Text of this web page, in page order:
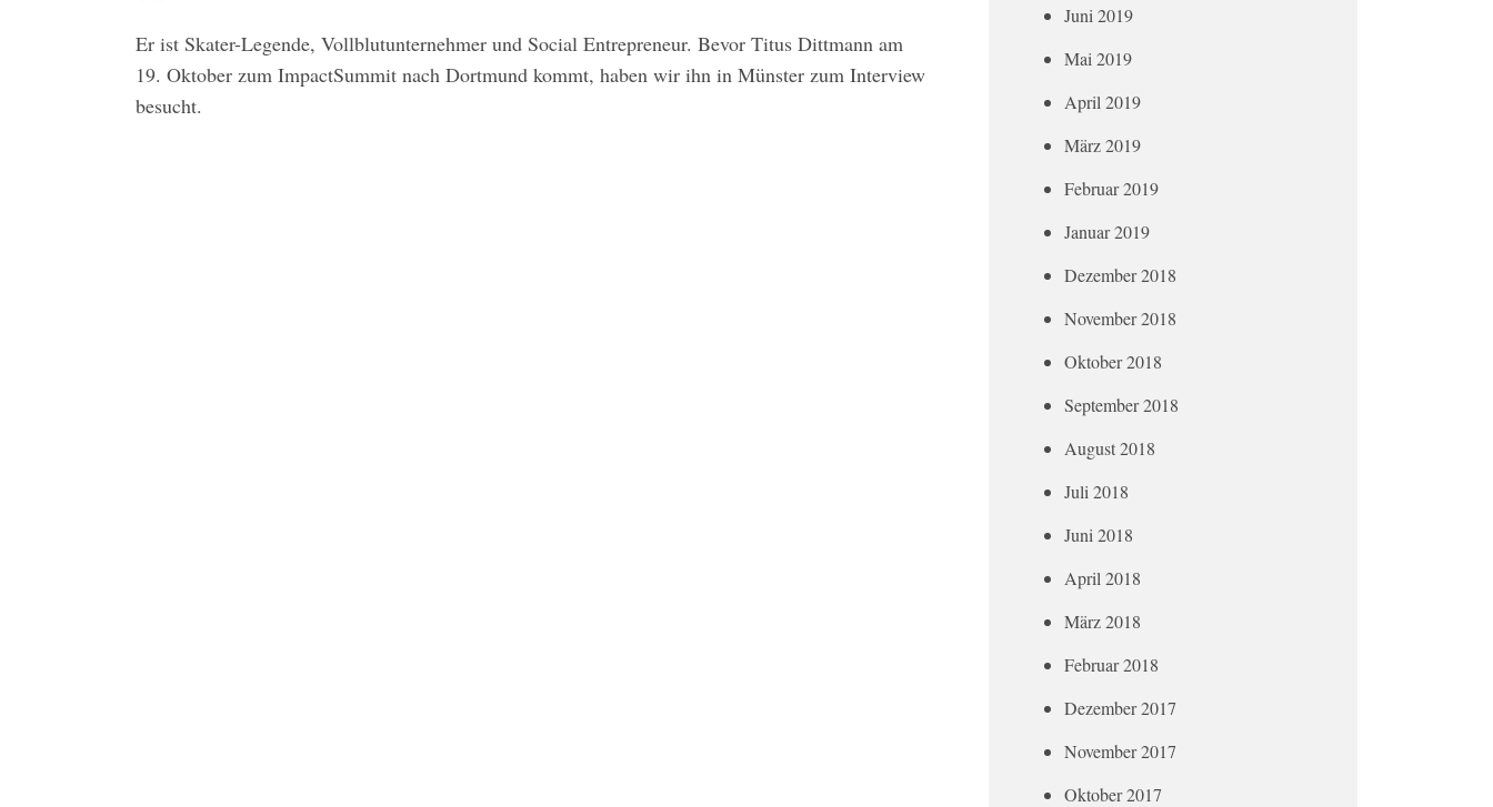
Er ist Skater-Legende, Vollblutunternehmer und Social Entrepreneur. Bevor Titus Dittmann am
19. Oktober zum ImpactSummit nach Dortmund kommt, haben wir ihn in Münster zum Interview
besucht.
Juni 2019
Mai 2019
April 2019
März 2019
Februar 2019
Januar 2019
Dezember 2018
November 2018
Oktober 2018
September 2018
August 2018
Juli 2018
Juni 2018
April 2018
März 2018
Februar 2018
Dezember 2017
November 2017
Oktober 2017